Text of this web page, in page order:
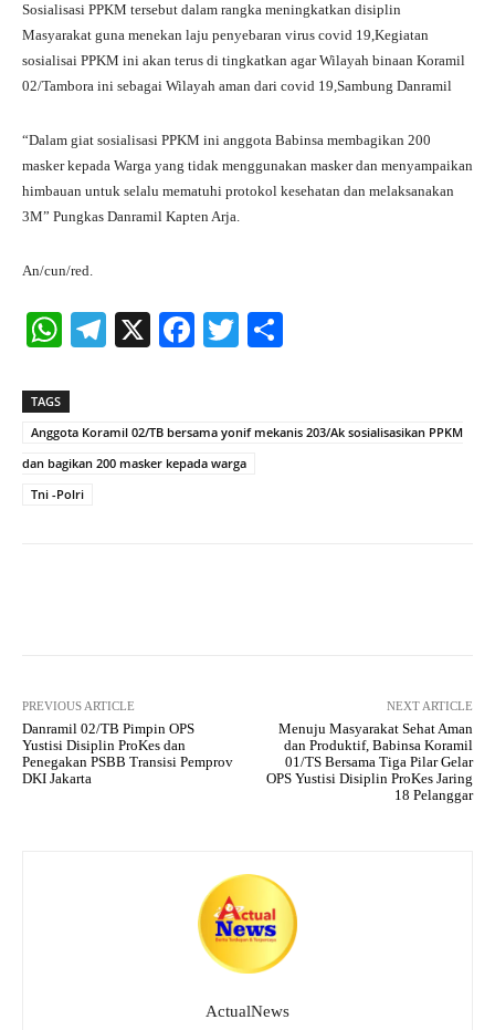
Sosialisasi PPKM tersebut dalam rangka meningkatkan disiplin
Masyarakat guna menekan laju penyebaran virus covid 19,Kegiatan
sosialisai PPKM ini akan terus di tingkatkan agar Wilayah binaan Koramil
02/Tambora ini sebagai Wilayah aman dari covid 19,Sambung Danramil
“Dalam giat sosialisasi PPKM ini anggota Babinsa membagikan 200
masker kepada Warga yang tidak menggunakan masker dan menyampaikan
himbauan untuk selalu mematuhi protokol kesehatan dan melaksanakan
3M” Pungkas Danramil Kapten Arja.
An/cun/red.
W
ts
A
pp
Te
a
m
X
Fa
ok
T
r
TAGS
Anggota Koramil 02/TB bersama yonif mekanis 203/Ak sosialisasikan PPKM
dan bagikan 200 masker kepada warga
Tni -Polri
PREVIOUS ARTICLE
Danramil 02/TB Pimpin OPS
Yustisi Disiplin ProKes dan
Penegakan PSBB Transisi Pemprov
DKI Jakarta
NEXT ARTICLE
Menuju Masyarakat Sehat Aman
dan Produktif, Babinsa Koramil
01/TS Bersama Tiga Pilar Gelar
OPS Yustisi Disiplin ProKes Jaring
18 Pelanggar
ActualNews